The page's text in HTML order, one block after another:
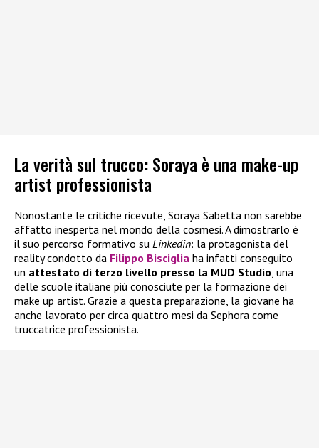
La verità sul trucco: Soraya è una make-up
artist professionista
Nonostante le critiche ricevute, Soraya Sabetta non sarebbe
affatto inesperta nel mondo della cosmesi. A dimostrarlo è
il suo percorso formativo su Linkedin: la protagonista del
reality condotto da Filippo Bisciglia ha infatti conseguito
un attestato di terzo livello presso la MUD Studio , una
delle scuole italiane più conosciute per la formazione dei
make up artist. Grazie a questa preparazione, la giovane ha
anche lavorato per circa quattro mesi da Sephora come
truccatrice professionista.